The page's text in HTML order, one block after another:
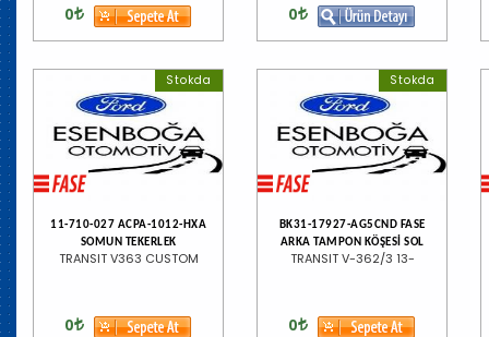
0 0
Stokda
11-710-027 ACPA-1012-HXA
SOMUN TEKERLEK
TRANSIT V363 CUSTOM
0
Stokda
BK31-17927-AG5CND FASE
ARKA TAMPON KÖŞESİ SOL
TRANSIT V-362/3 13-
0